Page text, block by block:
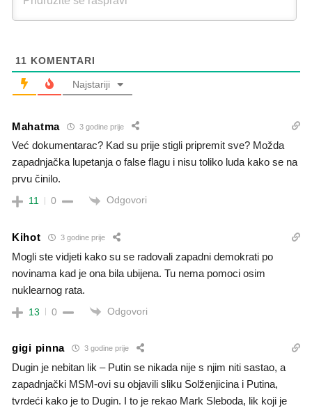
11 KOMENTARI
Najstariji
Mahatma 3 godine prije
Već dokumentarac? Kad su prije stigli pripremit sve? Možda
zapadnjačka lupetanja o false flagu i nisu toliko luda kako se na
prvu činilo.
11 0 Odgovori
Kihot 3 godine prije
Mogli ste vidjeti kako su se radovali zapadni demokrati po
novinama kad je ona bila ubijena. Tu nema pomoci osim
nuklearnog rata.
13 0 Odgovori
gigi pinna 3 godine prije
Dugin je nebitan lik – Putin se nikada nije s njim niti sastao, a
zapadnjački MSM-ovi su objavili sliku Solženjicina i Putina,
tvrdeći kako je to Dugin. I to je rekao Mark Sleboda, lik koji je